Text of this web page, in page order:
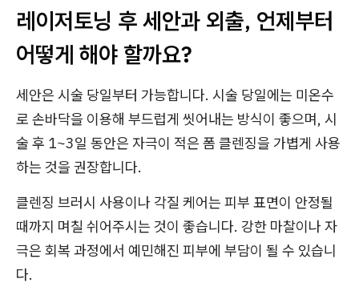
레이저토닝 후 세안과 외출, 언제부터
어떻게 해야 할까요?
세안은 시술 당일부터 가능합니다. 시술 당일에는 미온수
로 손바닥을 이용해 부드럽게 씻어내는 방식이 좋으며, 시
술 후 1~3일 동안은 자극이 적은 폼 클렌징을 가볍게 사용
하는 것을 권장합니다.
클렌징 브러시 사용이나 각질 케어는 피부 표면이 안정될
때까지 며칠 쉬어주시는 것이 좋습니다. 강한 마찰이나 자
극은 회복 과정에서 예민해진 피부에 부담이 될 수 있습니
다.